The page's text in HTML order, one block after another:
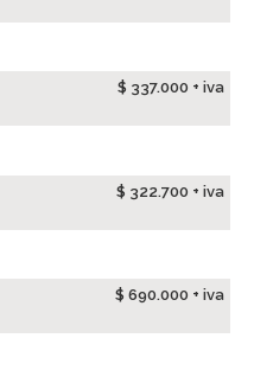
$ 337.000 + iva
$ 322.700 + iva
$ 690.000 + iva